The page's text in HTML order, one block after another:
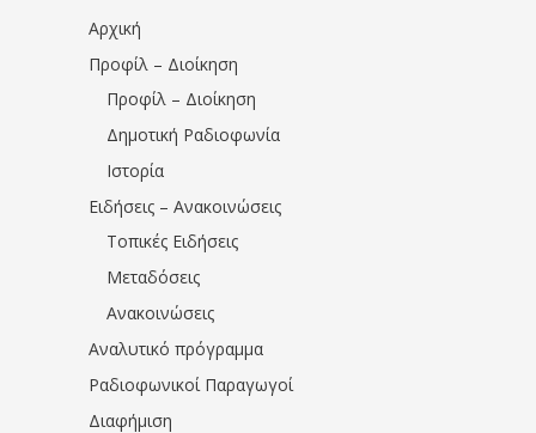
Αρχική
Προφίλ – Διοίκηση
Προφίλ – Διοίκηση
Δημοτική Ραδιοφωνία
Ιστορία
Ειδήσεις – Ανακοινώσεις
Τοπικές Ειδήσεις
Μεταδόσεις
Ανακοινώσεις
Αναλυτικό πρόγραμμα
Ραδιοφωνικοί Παραγωγοί
Διαφήμιση